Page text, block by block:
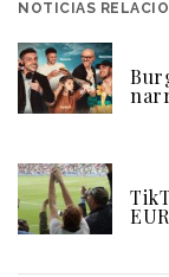
NOTICIAS